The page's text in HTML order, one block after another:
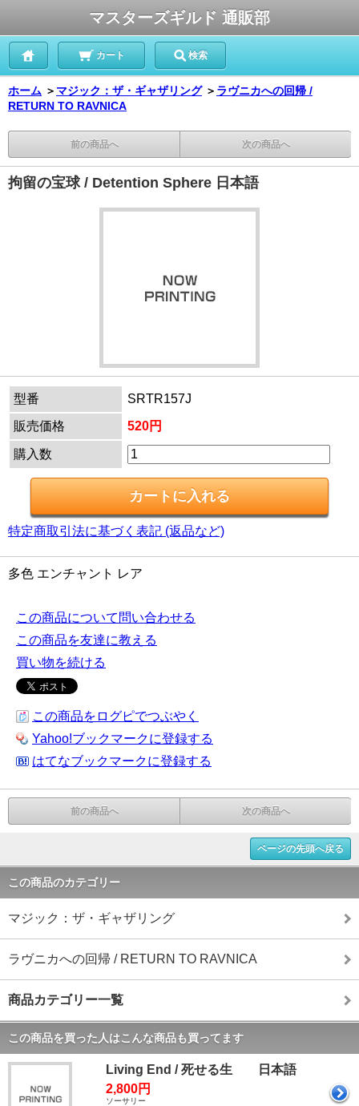
マスターズギルド 通販部
カート 検索
ホーム ＞ マジック：ザ・ギャザリング ＞ ラヴニカへの回帰 /
RETURN TO RAVNICA
前の商品へ 次の商品へ
拘留の宝球 / Detention Sphere 日本語
型番
SRTR157J
販売価格
520円
購入数
特定商取引法に基づく表記 (返品など)
多色 エンチャント レア
この商品について問い合わせる
この商品を友達に教える
買い物を続ける
この商品をログピでつぶやく
Yahoo!ブックマークに登録する
はてなブックマークに登録する
前の商品へ 次の商品へ
ページの先頭へ戻る
この商品のカテゴリー
マジック：ザ・ギャザリング
ラヴニカへの回帰 / RETURN TO RAVNICA
商品カテゴリー一覧
この商品を買った人はこんな商品も買ってます
Living End / 死せる生 日本語
2,800円
ソーサリー